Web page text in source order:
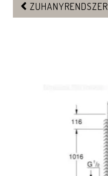
ZUHANYRENDSZER